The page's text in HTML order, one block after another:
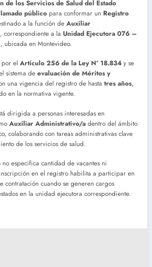
de los Servicios de Salud del Estado
público para conformar un Registro
a la función de Auxiliar
, correspondiente a la Unidad Ejecutora 076 –
, ubicada en Montevideo.
por el Artículo 256 de la Ley Nº 18.834 y se
sistema de evaluación de Méritos y
una vigencia del registro de hasta tres años,
en la normativa vigente.
dirigida a personas interesadas en
Auxiliar Administrativo/a dentro del ámbito
colaborando con tareas administrativas clave
de los servicios de salud.
especifica cantidad de vacantes ni
en el registro habilita a participar en
contratación cuando se generen cargos
en la unidad ejecutora correspondiente.